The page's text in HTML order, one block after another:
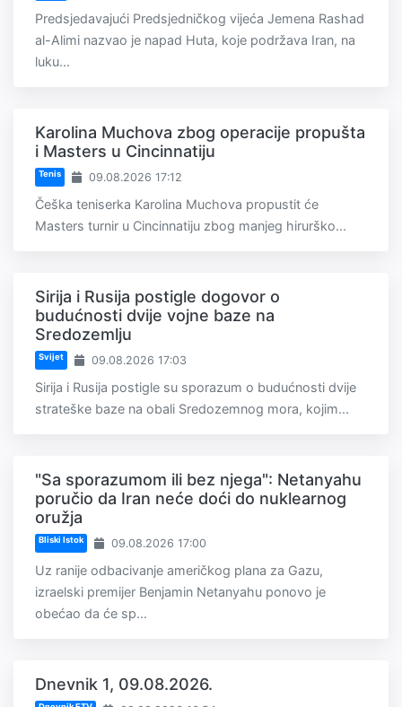
Predsjedavajući Predsjedničkog vijeća Jemena Rashad
al-Alimi nazvao je napad Huta, koje podržava Iran, na
luku...
Karolina Muchova zbog operacije propušta
i Masters u Cincinnatiju
Tenis 09.08.2026 17:12
Češka teniserka Karolina Muchova propustit će
Masters turnir u Cincinnatiju zbog manjeg hirurško...
Sirija i Rusija postigle dogovor o
budućnosti dvije vojne baze na
Sredozemlju
Svijet 09.08.2026 17:03
Sirija i Rusija postigle su sporazum o budućnosti dvije
strateške baze na obali Sredozemnog mora, kojim...
"Sa sporazumom ili bez njega": Netanyahu
poručio da Iran neće doći do nuklearnog
oružja
Bliski Istok 09.08.2026 17:00
Uz ranije odbacivanje američkog plana za Gazu,
izraelski premijer Benjamin Netanyahu ponovo je
obećao da će sp...
Dnevnik 1, 09.08.2026.